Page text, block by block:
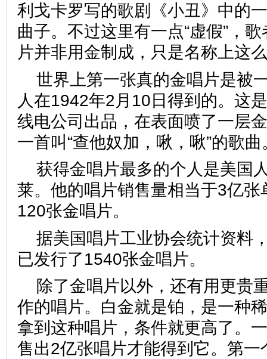
利戈卡罗写的歌剧《小丑》中的
曲子。不过这里有一点“虚假”，歌
片并非用金制成，只是名称上这
世界上第一张真的金唱片是被
人在1942年2月10日得到的。这
线电公司出品，在表面喷了一层
一首叫“查他奴加，啾，啾”的歌曲
获得金唱片最多的个人是美国
莱。他的唱片销售量相当于3亿
120张金唱片。
据美国唱片工业协会统计资料
已发行了1540张金唱片。
除了金唱片以外，还有用更
作的唱片。白金就是铂，是一种
拿到这种唱片，条件就更高了。
售出2亿张唱片才能得到它。第